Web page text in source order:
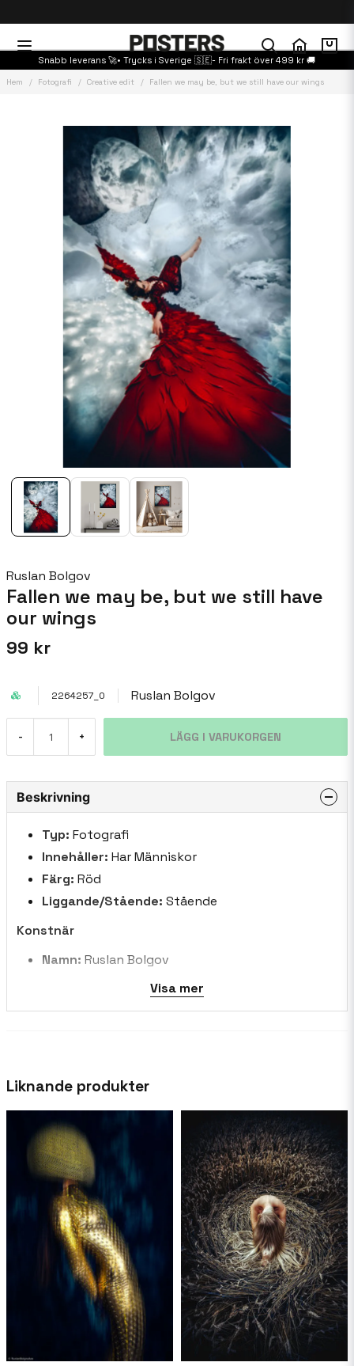
Snabb leverans 🚀• Trycks i Sverige 🇸🇪- Fri frakt över 499 kr 🚚
Hem Fotografi Creative edit Fallen we may be, but we still have our wings
Ruslan Bolgov
Fallen we may be, but we still have
our wings
99 kr
2264257_0 Ruslan Bolgov
- + LÄGG I VARUKORGEN
Beskrivning
Typ: Fotografi
Innehåller: Har Människor
Färg: Röd
Liggande/Stående: Stående
Konstnär
Namn: Ruslan Bolgov
Visa mer
Liknande produkter